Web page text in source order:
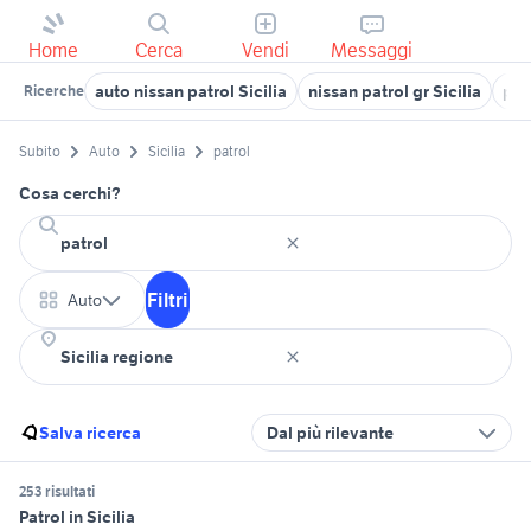
Home Cerca Vendi Messaggi
Ricerche auto nissan patrol Sicilia nissan patrol gr Sicilia
Subito Auto Sicilia patrol
Cosa cerchi?
Auto Filtri
Salva ricerca Dal più rilevante
253 risultati
Patrol in Sicilia